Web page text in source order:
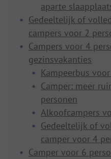
aparte
Gedeeltelijk of
campers voor 2
Campers voor 4
gezinsvakanties
Kampeerbus
Camper: meer
personen
Alkoofcampers
Gedeeltelijk of
camper voor 4
Camper voor 6